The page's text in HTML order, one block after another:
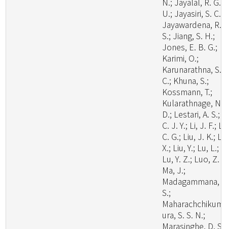
U.; Jayasiri, S. C.;
Jayawardena, R.
S.; Jiang, S. H.;
Jones, E. B. G.;
Karimi, O.;
Karunarathna, S.
C.; Khuna, S.;
Kossmann, T.;
Kularathnage, N.
D.; Lestari, A. S.;
C. J. Y.; Li, J. F.;
C. G.; Liu, J. K.;
X.; Liu, Y.; Lu, L.;
Lu, Y. Z.; Luo, Z.
Ma, J.;
Madagammana,
S.;
ura, S. S. N.;
Marasinghe, D. S.;